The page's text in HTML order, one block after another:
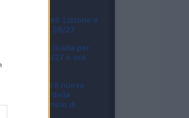
Unveil: Listone e
App Leghe 26/27
- La Guida per
perfetta 26/27 è ora
Bianchedi è il nuovo
della
l'annuncio di